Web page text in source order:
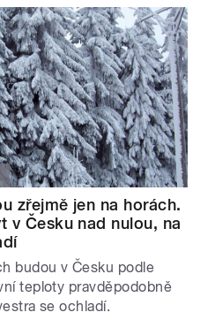
zřejmě jen na horách.
v Česku nad nulou, na
budou v Česku podle
teploty pravděpodobně
se ochladí.